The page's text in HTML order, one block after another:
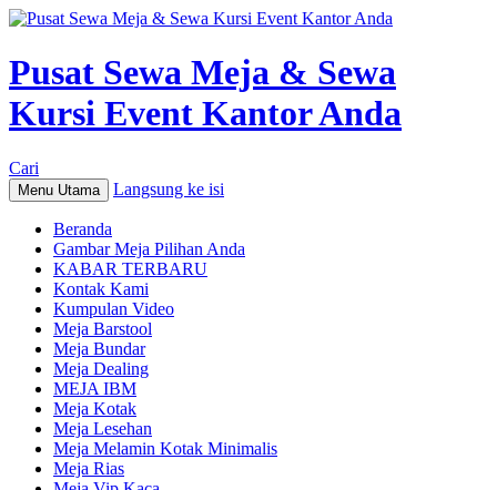
Pusat Sewa Meja & Sewa
Kursi Event Kantor Anda
Cari
Menu Utama Langsung ke isi
Beranda
Gambar Meja Pilihan Anda
KABAR TERBARU
Kontak Kami
Kumpulan Video
Meja Barstool
Meja Bundar
Meja Dealing
MEJA IBM
Meja Kotak
Meja Lesehan
Meja Melamin Kotak Minimalis
Meja Rias